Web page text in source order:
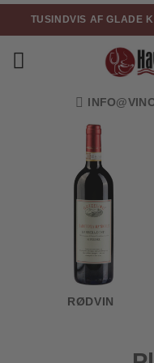
indhold
TUSINDVIS AF GLADE
RØDVIN